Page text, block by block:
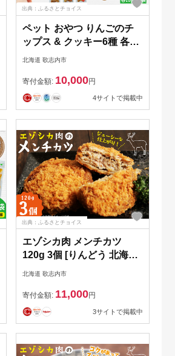
出典：ふるさとチョイス
ペット おやつ りんごのチ
ップス & クッキー6種 各
20g 1袋 計7袋 [ピーチアン
市 01227ae004] ペットフー
ド ドッグフード 犬 いぬ 犬
用 愛犬 おやつ チップス チ
ップ クッキー ふるさと納
税
北海道 歌志内市
寄付金額: 10,000円
4サイトで掲載中
出典：ふるさとチョイス
エゾシカ肉 メンチカツ
120g 3個 [りんどう 北海道
歌志内市 01227an007] 冷
ぞ鹿肉 シカ肉 しか肉
北海道 歌志内市
寄付金額: 11,000円
3サイトで掲載中